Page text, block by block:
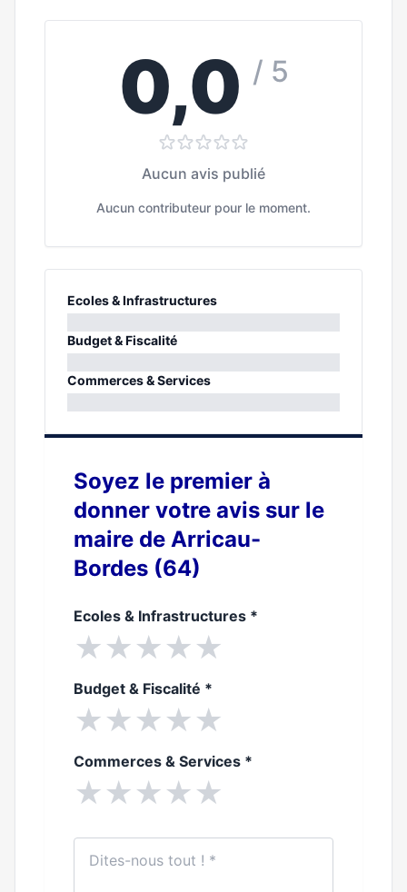
0,0 / 5
Aucun avis publié
Aucun contributeur pour le moment.
Ecoles & Infrastructures
0%
Budget & Fiscalité
0%
Commerces & Services
Soyez le premier à
donner votre avis sur le
maire de Arricau-
Bordes (64)
Ecoles & Infrastructures *
★★★★★
Budget & Fiscalité *
★★★★★
Commerces & Services *
★★★★★